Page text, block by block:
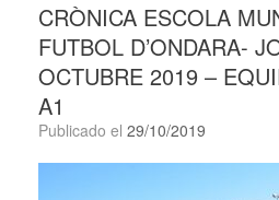
CRÒNICA ESCOLA
FUTBOL D’ONDARA-
OCTUBRE 2019 –
A1
Publicado el 29/10/2019